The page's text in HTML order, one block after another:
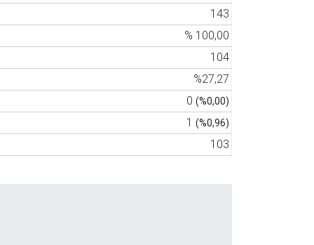
143
% 100,00
104
%27,27
0 (%0,00)
1 (%0,96)
103